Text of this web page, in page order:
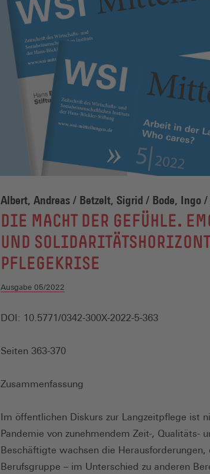
Albert, Andreas / Betzelt, Sigrid / Bode, Ingo
:
DIE MACHT DER GEFÜHLE.
UND
PFLEGEKRISE
Ausgabe 05/2022
DOI: 10.5771/0342-300X-2022-5-363
Seiten 363-370
Zusammenfassung
Im öffentlichen Diskurs zur Langzeitpflege ist
Pandemie von zunehmendem Zeit-, Qualitäts-
Beschäftigte wachsen die Herausforderungen,
Berufsgruppe – im Unterschied zu anderen